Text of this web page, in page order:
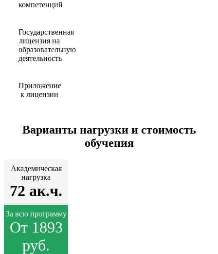
компетенций
Государственная
лицензия на
образовательную
деятельность
Приложение
к лицензии
Варианты нагрузки и стоимость
обучения
Академическая
нагрузка
72 ак.ч.
За всю программу
От 1893
руб.